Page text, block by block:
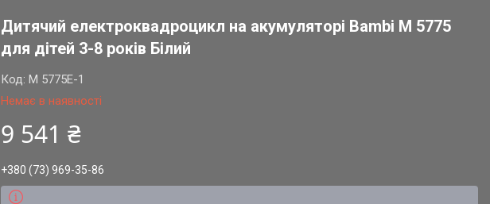
Дитячий електроквадроцикл на акумуляторі Bambi M 5775
для дітей 3-8 років Білий
Немає в наявності
Код:M 5775E-1
9 541 ₴
+380 (73) 969-35-86